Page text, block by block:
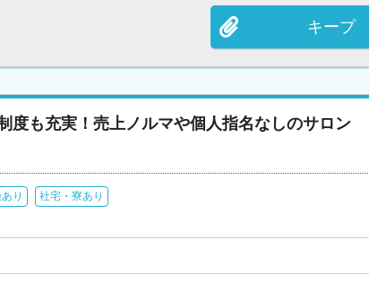
キープ
度も充実！売上ノルマや個人指名なしのサロン
り 社宅・寮あり